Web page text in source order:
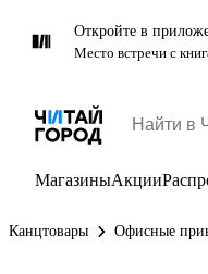
Откройте в
Место встречи с
МагазиныАкции
Канцтовары Офисные